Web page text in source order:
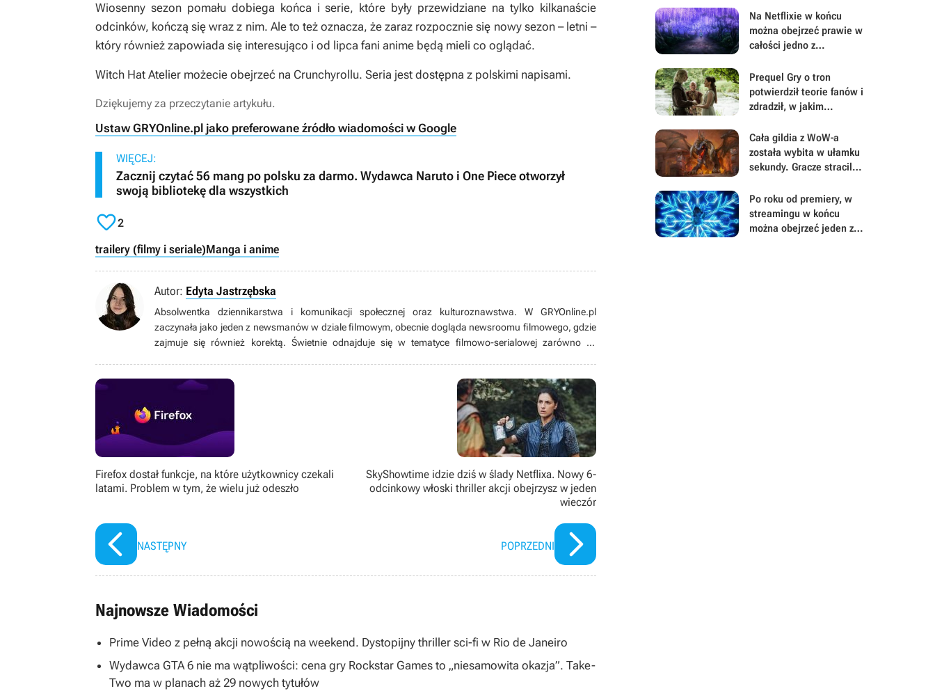
Wiosenny sezon pomału dobiega końca i serie, które były przewidziane na tylko kilkanaście
odcinków, kończą się wraz z nim. Ale to też oznacza, że zaraz rozpocznie się nowy sezon – letni –
który również zapowiada się interesująco i od lipca fani anime będą mieli co oglądać.
Witch Hat Atelier możecie obejrzeć na Crunchyrollu. Seria jest dostępna z polskimi napisami.
Dziękujemy za przeczytanie artykułu.
Ustaw GRYOnline.pl jako preferowane źródło wiadomości w Google
WIĘCEJ:
Zacznij czytać 56 mang po polsku za darmo. Wydawca Naruto i One Piece otworzył
swoją bibliotekę dla wszystkich
2
trailery (filmy i seriale)Manga i anime
Autor: Edyta Jastrzębska
Absolwentka dziennikarstwa i komunikacji społecznej oraz kulturoznawstwa. W GRYOnline.pl
zaczynała jako jeden z newsmanów w dziale filmowym, obecnie dogląda newsroomu filmowego, gdzie
zajmuje się również korektą. Świetnie odnajduje się w tematyce filmowo-serialowej zarówno tej
do wielu przekonuje się dopiero, gdy szum wokół nich ucichnie. Wieczory uwielbia spędzać nie tylko przy
filmach, serialach, książkach oraz grach wideo, ale też przy RPG-ach tekstowych, w których siedzi od
kilkunastu lat.
Firefox dostał funkcje, na które użytkownicy czekali
latami. Problem w tym, że wielu już odeszło
NASTĘPNY
SkyShowtime idzie dziś w ślady Netflixa. Nowy 6-
odcinkowy włoski thriller akcji obejrzysz w jeden
wieczór
POPRZEDNI
Najnowsze Wiadomości
Prime Video z pełną akcji nowością na weekend. Dystopijny thriller sci-fi w Rio de Janeiro
Wydawca GTA 6 nie ma wątpliwości: cena gry Rockstar Games to „niesamowita okazja”. Take-
Two ma w planach aż 29 nowych tytułów
Na Netflixie w końcu
można obejrzeć prawie w
całości jedno z
fantasy ostatnich lat
Prequel Gry o tron
potwierdził teorie fanów i
zdradził, w jakim
zakończenie serii książek
Cała gildia z WoW-a
została wybita w ułamku
sekundy. Gracze stracili
zastanawiają się czy to
ich błąd, czy bug
Po roku od premiery, w
streamingu w końcu
można obejrzeć jeden z